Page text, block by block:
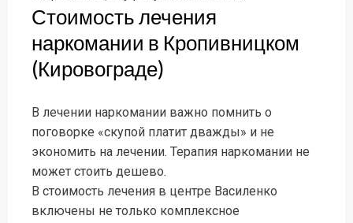
Стоимость лечения
наркомании в Кропивницком
(Кировограде)
В лечении наркомании важно помнить о
поговорке «скупой платит дважды» и не
экономить на лечении. Терапия наркомании не
может стоить дешево.
В стоимость лечения в центре Василенко
включены не только комплексное